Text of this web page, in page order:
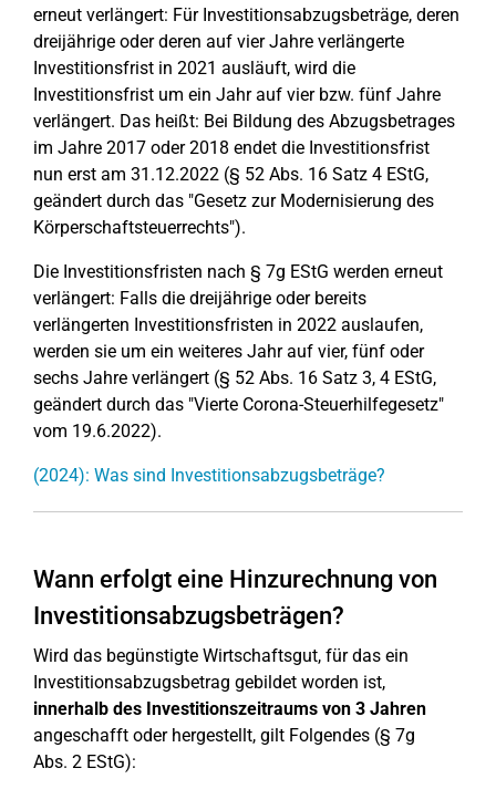
erneut verlängert: Für Investitionsabzugsbeträge, deren
dreijährige oder deren auf vier Jahre verlängerte
Investitionsfrist in 2021 ausläuft, wird die
Investitionsfrist um ein Jahr auf vier bzw. fünf Jahre
verlängert. Das heißt: Bei Bildung des Abzugsbetrages
im Jahre 2017 oder 2018 endet die Investitionsfrist
nun erst am 31.12.2022 (§ 52 Abs. 16 Satz 4 EStG,
geändert durch das "Gesetz zur Modernisierung des
Körperschaftsteuerrechts").
Die Investitionsfristen nach § 7g EStG werden erneut
verlängert: Falls die dreijährige oder bereits
verlängerten Investitionsfristen in 2022 auslaufen,
werden sie um ein weiteres Jahr auf vier, fünf oder
sechs Jahre verlängert (§ 52 Abs. 16 Satz 3, 4 EStG,
geändert durch das "Vierte Corona-Steuerhilfegesetz"
vom 19.6.2022).
(2024): Was sind Investitionsabzugsbeträge?
Wann erfolgt eine Hinzurechnung von
Investitionsabzugsbeträgen?
Wird das begünstigte Wirtschaftsgut, für das ein
Investitionsabzugsbetrag gebildet worden ist,
innerhalb des Investitionszeitraums von 3 Jahren
angeschafft oder hergestellt, gilt Folgendes (§ 7g
Abs. 2 EStG):